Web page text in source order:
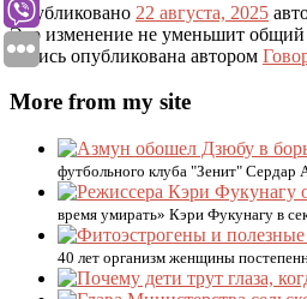
Опубликовано 22 августа, 2025
Это изменение не уменьшит общий
Запись опубликована автором
More from my site
футбольного клуба "Зенит" Сердар
время умирать» Кэри Фукунагу в
40 лет организм женщины